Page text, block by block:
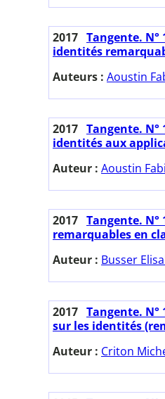
2017 Tangente. N°
identités
Auteurs : Aoustin
2017 Tangente. N°
identités aux
Auteur : Aoustin
2017 Tangente. N°
remarquables en
Auteur : Busser
2017 Tangente. N°
sur les identités
Auteur : Criton